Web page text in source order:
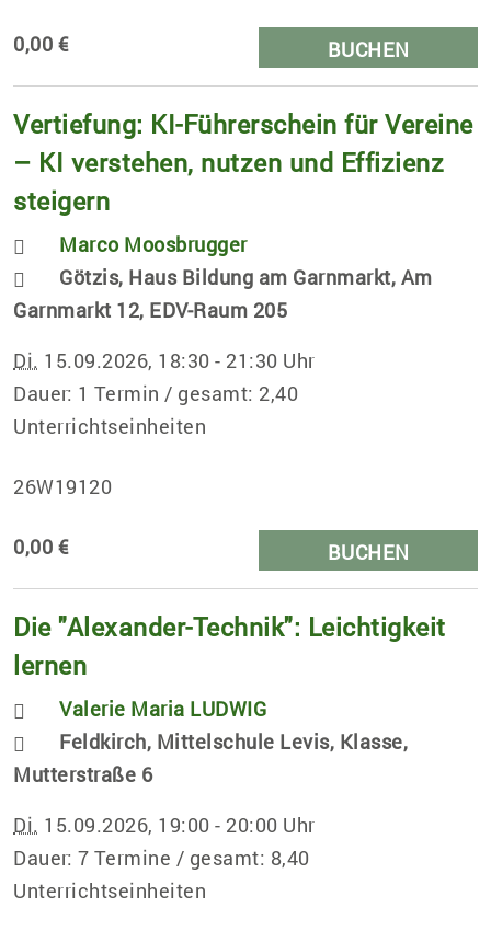
0,00 € BUCHEN
Vertiefung: KI-Führerschein für Vereine
– KI verstehen, nutzen und Effizienz
steigern
Marco Moosbrugger
Götzis, Haus Bildung am Garnmarkt, Am
Garnmarkt 12, EDV-Raum 205
Di. 15.09.2026, 18:30 - 21:30 Uhr
Dauer: 1 Termin / gesamt: 2,40
Unterrichtseinheiten
26W19120
0,00 € BUCHEN
Die "Alexander-Technik": Leichtigkeit
lernen
Valerie Maria LUDWIG
Feldkirch, Mittelschule Levis, Klasse,
Mutterstraße 6
Di. 15.09.2026, 19:00 - 20:00 Uhr
Dauer: 7 Termine / gesamt: 8,40
Unterrichtseinheiten